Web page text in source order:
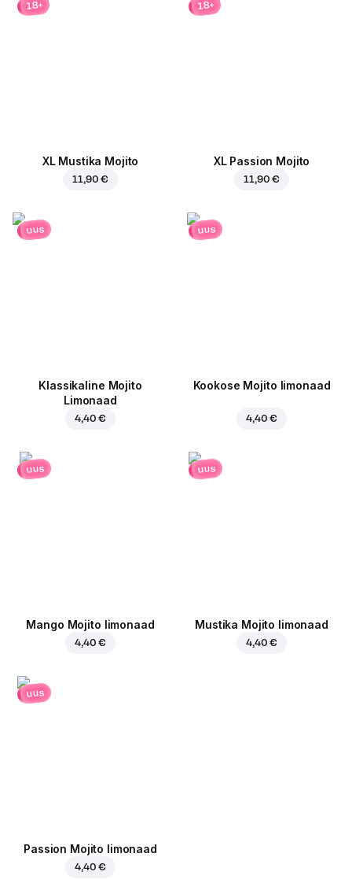
18+
XL Mustika Mojito
11,90 €
18+
XL Passion Mojito
11,90 €
uus
Klassikaline Mojito
Limonaad
4,40 €
uus
Kookose Mojito limonaad
4,40 €
uus
Mango Mojito limonaad
4,40 €
uus
Mustika Mojito limonaad
4,40 €
uus
Passion Mojito limonaad
4,40 €